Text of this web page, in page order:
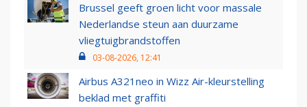
Brussel geeft groen licht voor massale
Nederlandse steun aan duurzame
vliegtuigbrandstoffen
03-08-2026, 12:41
Airbus A321neo in Wizz Air-kleurstelling
beklad met graffiti